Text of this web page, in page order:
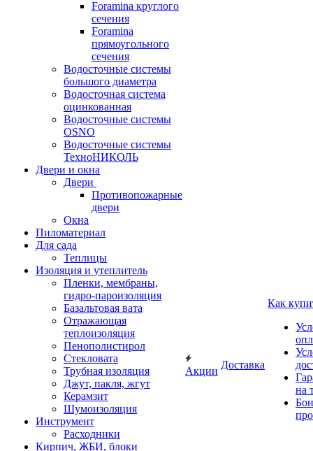
Foramina круглого
сечения
Foramina
прямоугольного
сечения
Водосточные системы
большого диаметра
Водосточная система
оцинкованная
Водосточные системы
OSNO
Водосточные системы
ТехноНИКОЛЬ
Двери и окна
Двери
Противопожарные
двери
Окна
Пиломатериал
Для сада
Теплицы
Изоляция и утеплитель
Пленки, мембраны,
гидро-пароизоляция
Базальтовая вата
Отражающая
теплоизоляция
Пенополистирол
Стекловата
Трубная изоляция
Джут, пакля, жгут
Керамзит
Шумоизоляция
Инструмент
Расходники
Кирпич, ЖБИ, блоки
Акции
Доставка
Как
на